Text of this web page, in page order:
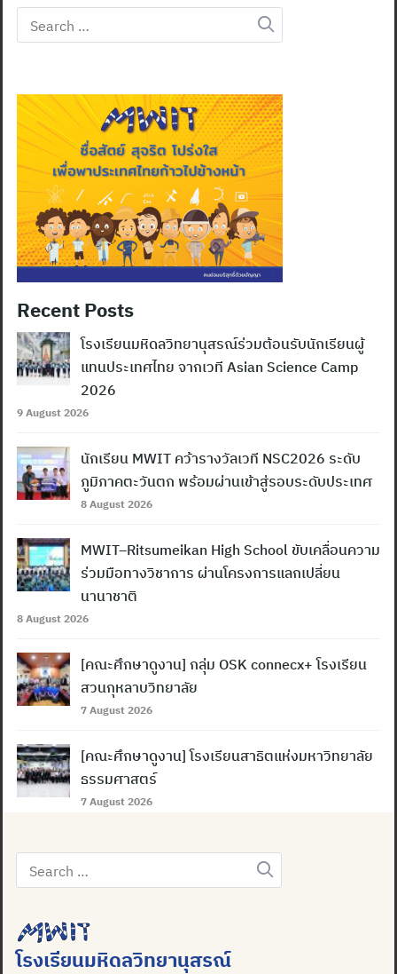
Search
for:
Search
for:
Recent Posts
โรงเรียนมหิดลวิทยานุสรณ์ร่วมต้อนรับนักเรียนผู้
แทนประเทศไทย จากเวที Asian Science Camp
2026
9 August 2026
นักเรียน MWIT คว้ารางวัลเวที NSC2026 ระดับ
ภูมิภาคตะวันตก พร้อมผ่านเข้าสู่รอบระดับประเทศ
8 August 2026
MWIT–Ritsumeikan High School ขับเคลื่อนความ
ร่วมมือทางวิชาการ ผ่านโครงการแลกเปลี่ยน
นานาชาติ
8 August 2026
[คณะศึกษาดูงาน] กลุ่ม OSK connecx+ โรงเรียน
สวนกุหลาบวิทยาลัย
7 August 2026
[คณะศึกษาดูงาน] โรงเรียนสาธิตแห่งมหาวิทยาลัย
ธรรมศาสตร์
7 August 2026
Search
for:
โรงเรียนมหิดลวิทยานุสรณ์